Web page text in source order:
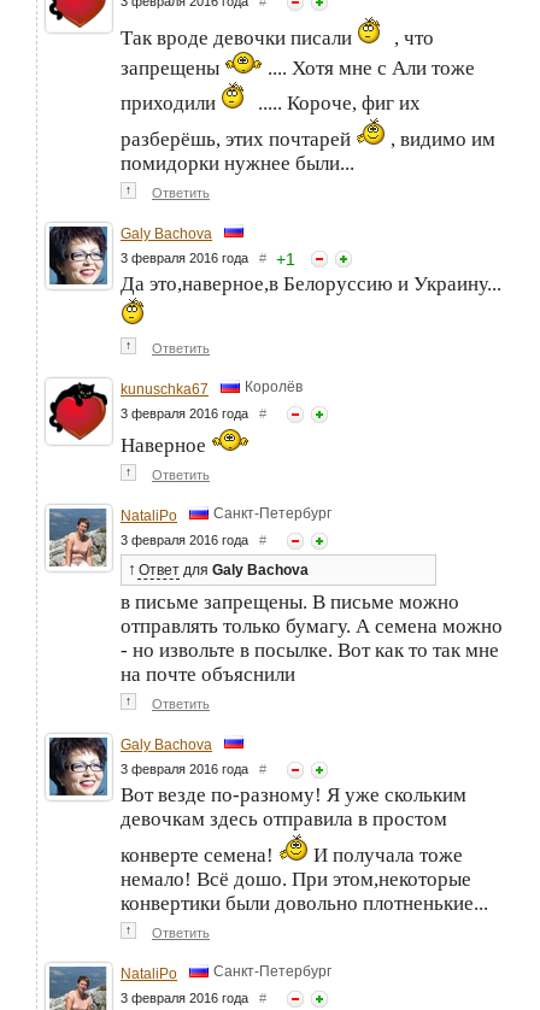
Так вроде девочки писали
, что
запрещены
.... Хотя мне с Али тоже
приходили
..... Короче, фиг их
разберёшь, этих почтарей
, видимо им
помидорки нужнее были...
↑ Ответить
Galy Bachova
3 февраля 2016 года # +1
Да это,наверное,в Белоруссию и Украину...
↑ Ответить
kunuschka67 Королёв
3 февраля 2016 года #
Наверное
↑ Ответить
NataliPo Санкт-Петербург
3 февраля 2016 года #
↑ Ответ для Galy Bachova
в письме запрещены. В письме можно
отправлять только бумагу. А семена можно
- но извольте в посылке. Вот как то так мне
на почте объяснили
↑ Ответить
Galy Bachova
3 февраля 2016 года #
Вот везде по-разному! Я уже скольким
девочкам здесь отправила в простом
конверте семена!
И получала тоже
немало! Всё дошо. При этом,некоторые
конвертики были довольно плотненькие...
↑ Ответить
NataliPo Санкт-Петербург
3 февраля 2016 года #